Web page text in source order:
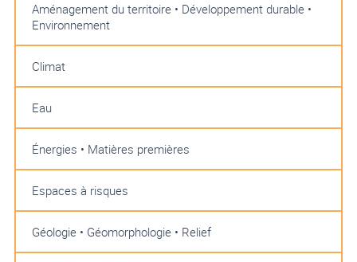
Aménagement du territoire • Développement durable •
Environnement
Climat
Eau
Énergies • Matières premières
Espaces à risques
Géologie • Géomorphologie • Relief